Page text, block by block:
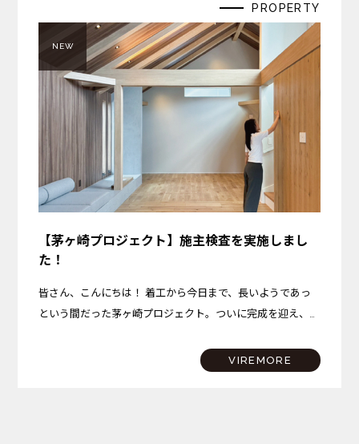
PROPERTY
NEW
【茅ヶ崎プロジェクト】施主検査を実施しまし
た！
皆さん、こんにちは！ 着工から今日まで、長いようであっ
という間だった茅ヶ崎プロジェクト。ついに完成を迎え、先
子と、完成した茅ヶ崎プロジェクトのこだわりポイントを少
VIREMORE